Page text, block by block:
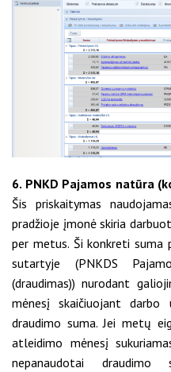
6. PNKD Pajamos natūra
Šis priskaitymas
pradžioje įmonė skiria
per metus. Ši konkreti suma
sutartyje (PNKDS
(draudimas)) nurodant
mėnesį skaičiuojant darbo
draudimo suma. Jei metų
atleidimo mėnesį
nepanaudotai draudimo